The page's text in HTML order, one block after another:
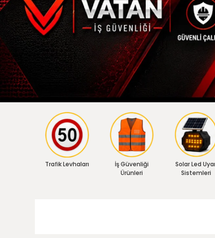
Trafik Levhaları
İş Güvenliği
Ürünleri
Solar Led
Sistemleri